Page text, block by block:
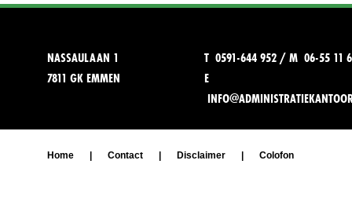
NASSAULAAN 1
7811 GK EMMEN
T 0591-644 952 / M 06-55 11
E
Home Contact Disclaimer Colofon